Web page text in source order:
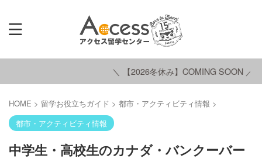
＼ 【2026冬休み】COMING SOON ／
HOME > 留学お役立ちガイド > 都市・アクティビティ情報 >
都市・アクティビティ情報
中学生・高校生のカナダ・バンクーバー